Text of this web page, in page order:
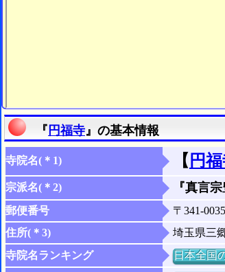
『 円福寺』の基本情報
寺院名(＊1) 【 円
宗派名(＊2) 『真言
郵便番号
〒341-0035
住所(＊3)
埼玉県三
寺院名ランキング
日本全国